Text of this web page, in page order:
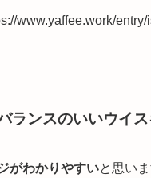
www.yaffee.work/
ランスのいいウイ
がわかりやすいと思いま